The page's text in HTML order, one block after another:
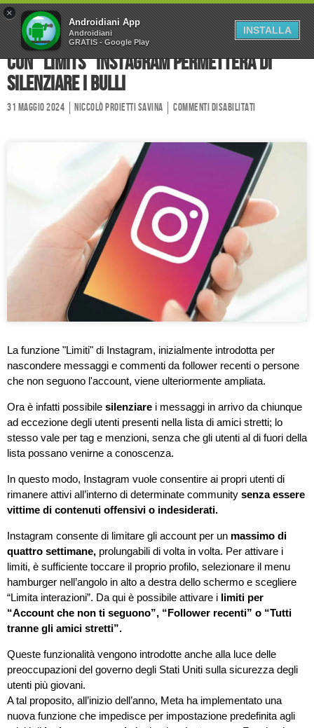
Home Forum
Chi Siamo
Collabora
Contatti
Con “Limits” Instagram permetterà di
silenziare i bulli
31 Maggio 2024 Niccolò Proietti Savina Commenti disabilitati
La funzione "Limiti" di Instagram, inizialmente introdotta per
nascondere messaggi e commenti da follower recenti o persone
che non seguono l'account, viene ulteriormente ampliata.
Ora è infatti possibile silenziare i messaggi in arrivo da chiunque
ad eccezione degli utenti presenti nella lista di amici stretti; lo
stesso vale per tag e menzioni, senza che gli utenti al di fuori della
lista possano venirne a conoscenza.
In questo modo, Instagram vuole consentire ai propri utenti di
rimanere attivi all’interno di determinate community senza essere
vittime di contenuti offensivi o indesiderati.
Instagram consente di limitare gli account per un massimo di
quattro settimane, prolungabili di volta in volta. Per attivare i
limiti, è sufficiente toccare il proprio profilo, selezionare il menu
hamburger nell’angolo in alto a destra dello schermo e scegliere
“Limita interazioni”. Da qui è possibile attivare i limiti per
“Account che non ti seguono”, “Follower recenti” o “Tutti
tranne gli amici stretti”.
Queste funzionalità vengono introdotte anche alla luce delle
preoccupazioni del governo degli Stati Uniti sulla sicurezza degli
utenti più giovani.
A tal proposito, all’inizio dell’anno, Meta ha implementato una
nuova funzione che impedisce per impostazione predefinita agli
×
Androidiani App
Androidiani
GRATIS - Google Play
INSTALLA